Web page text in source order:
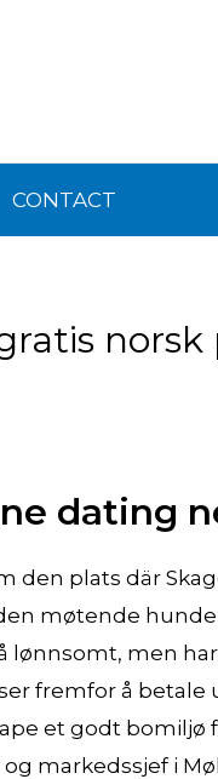
CONTACT
dating
den plats där
møtende
lønnsomt, men
fremfor å betale
et godt
markedssjef i